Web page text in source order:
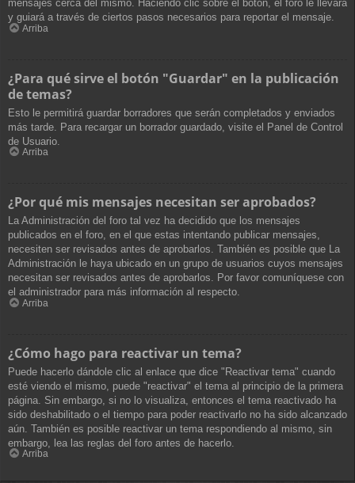
mensajes cerca del mismo. Haciendo clic sobre el botón, el foro le llevará
y guiará a través de ciertos pasos necesarios para reportar el mensaje.
Arriba
¿Para qué sirve el botón "Guardar" en la publicación
de temas?
Esto le permitirá guardar borradores que serán completados y enviados
más tarde. Para recargar un borrador guardado, visite el Panel de Control
de Usuario.
Arriba
¿Por qué mis mensajes necesitan ser aprobados?
La Administración del foro tal vez ha decidido que los mensajes
publicados en el foro, en el que estas intentando publicar mensajes,
necesiten ser revisados antes de aprobarlos. También es posible que La
Administración le haya ubicado en un grupo de usuarios cuyos mensajes
necesitan ser revisados antes de aprobarlos. Por favor comuníquese con
el administrador para más información al respecto.
Arriba
¿Cómo hago para reactivar un tema?
Puede hacerlo dándole clic al enlace que dice "Reactivar tema" cuando
esté viendo el mismo, puede "reactivar" el tema al principio de la primera
página. Sin embargo, si no lo visualiza, entonces el tema reactivado ha
sido deshabilitado o el tiempo para poder reactivarlo no ha sido alcanzado
aún. También es posible reactivar un tema respondiendo al mismo, sin
embargo, lea las reglas del foro antes de hacerlo.
Arriba